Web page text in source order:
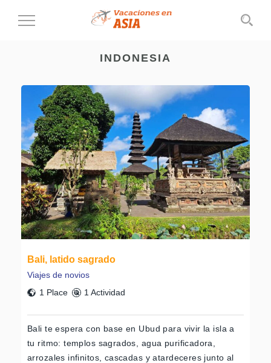
Cambiar
INDONESIA
Bali, latido sagrado
Viajes de novios
1 Place
1 Actividad
Bali te espera con base en Ubud para vivir la isla a
tu ritmo: templos sagrados, agua purificadora,
arrozales infinitos, cascadas y atardeceres junto al